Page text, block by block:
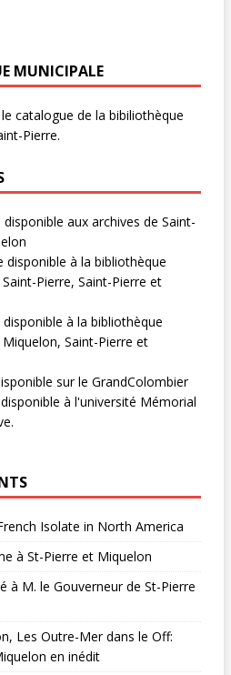
MUNICIPALE
catalogue de la bibiliothèque
Pierre.
aux archives de Saint-
disponible à la bibliothèque
Pierre, Saint-Pierre et
à la bibliothèque
Saint-Pierre et
sur le GrandColombier
à l'université Mémorial
Isolate in North America
à St-Pierre et Miquelon
à M. le Gouverneur de St-Pierre
Les Outre-Mer dans le Off:
en inédit